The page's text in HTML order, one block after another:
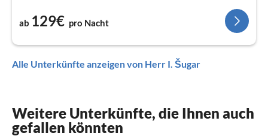
ab 129€ pro Nacht
Alle Unterkünfte anzeigen von Herr I. Šugar
Weitere Unterkünfte, die Ihnen auch
gefallen könnten